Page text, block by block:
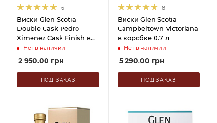
6
Виски Glen Scotia
Double Cask Pedro
Ximenez Cask Finish в
коробке 0.7 л
Нет в наличии
2 950.00 грн
ПОД ЗАКАЗ
8
Виски Glen Scotia
Campbeltown Victoriana
в коробке 0.7 л
Нет в наличии
5 290.00 грн
ПОД ЗАКАЗ